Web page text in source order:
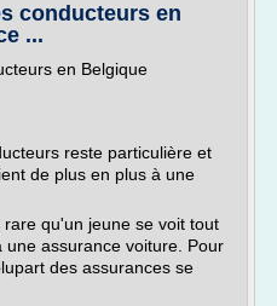
conducteurs en
...
en Belgique
reste particulière et
de plus en plus à une
qu'un jeune se voit tout
assurance voiture. Pour
des assurances se